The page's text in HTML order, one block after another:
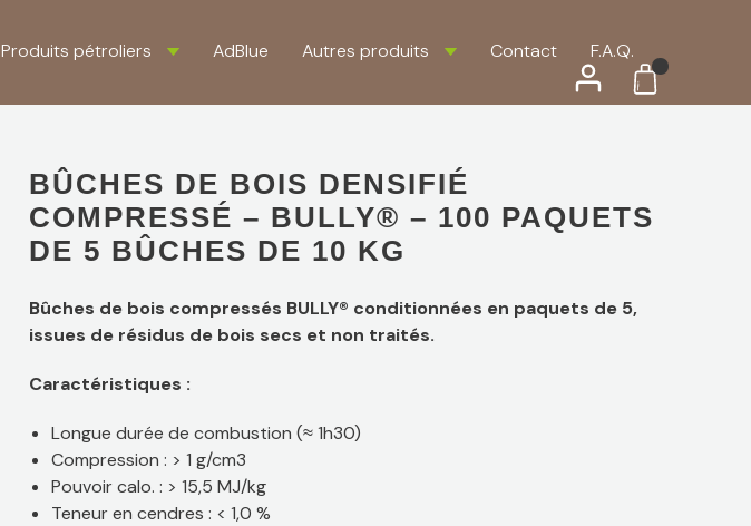
Produits pétroliers AdBlue Autres produits Contact F.A.Q.
BÛCHES DE BOIS DENSIFIÉ
COMPRESSÉ – BULLY® – 100 PAQUETS
DE 5 BÛCHES DE 10 KG
Bûches de bois compressés BULLY® conditionnées en paquets de 5,
issues de résidus de bois secs et non traités.
Caractéristiques :
Longue durée de combustion (≈ 1h30)
Compression : > 1 g/cm3
Pouvoir calo. : > 15,5 MJ/kg
Teneur en cendres : < 1,0 %